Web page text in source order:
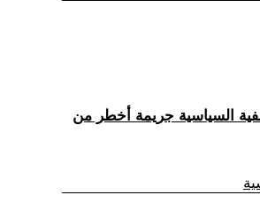
السياسية جريمة أخطر من